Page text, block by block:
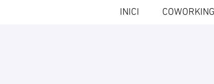
INICI COWORKING